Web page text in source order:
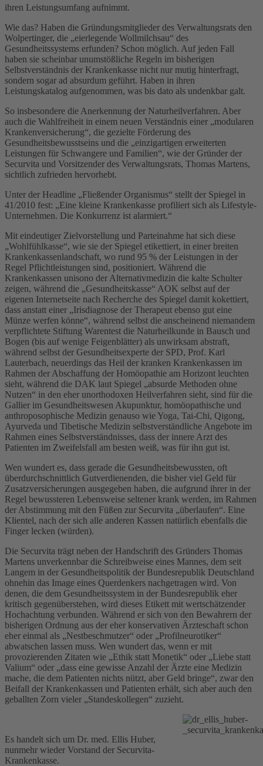
ihren Leistungsumfang aufnimmt.
Wie das? Haben die Gründungsmitglieder des Verwaltungsrats den
Wolpertinger, die „eierlegende Wollmilchsau“ des
Gesundheitssystems erfunden? Schon möglich. Auf jeden Fall
haben sie scheinbar unumstößliche Regeln im bisherigen
Selbstverständnis der Krankenkasse nicht nur mutig hinterfragt,
sondern sogar ad absurdum geführt. Haben in ihren
Leistungskatalog aufgenommen, was bis dato als undenkbar galt.
So insbesondere die Anerkennung der Naturheilverfahren. Aber
auch die Wahlfreiheit in einem neuen Verständnis einer „modularen
Krankenversicherung“, die gezielte Förderung des
Gesundheitsbewusstseins und die „einzigartigen erweiterten
Leistungen für Schwangere und Familien“, wie der Gründer der
Securvita und Vorsitzender des Verwaltungsrats, Thomas Martens,
sichtlich zufrieden hervorhebt.
Unter der Headline „Fließender Organismus“ stellt der Spiegel in
41/2010 fest: „Eine kleine Krankenkasse profiliert sich als Lifestyle-
Unternehmen. Die Konkurrenz ist alarmiert.“
Mit eindeutiger Zielvorstellung und Parteinahme hat sich diese
„Wohlfühlkasse“, wie sie der Spiegel etikettiert, in einer breiten
Krankenkassenlandschaft, wo rund 95 % der Leistungen in der
Regel Pflichtleistungen sind, positioniert. Während die
Krankenkassen unisono der Alternativmedizin die kalte Schulter
zeigen, während die „Gesundheitskasse“ AOK selbst auf der
eigenen Internetseite nach Recherche des Spiegel damit kokettiert,
dass anstatt einer „Irisdiagnose der Therapeut ebenso gut eine
Münze werfen könne“, während selbst die anscheinend niemandem
verpflichtete Stiftung Warentest die Naturheilkunde in Bausch und
Bogen (bis auf wenige Feigenblätter) als unwirksam abstraft,
während selbst der Gesundheitsexperte der SPD, Prof. Karl
Lauterbach, neuerdings das Heil der kranken Krankenkassen im
Rahmen der Abschaffung der Homöopathie am Horizont leuchten
sieht, während die DAK laut Spiegel „absurde Methoden ohne
Nutzen“ in den eher unorthodoxen Heilverfahren sieht, sind für die
Gallier im Gesundheitswesen Akupunktur, homöopathische und
anthroposophische Medizin genauso wie Yoga, Tai-Chi, Qigong,
Ayurveda und Tibetische Medizin selbstverständliche Angebote im
Rahmen eines Selbstverständnisses, dass der innere Arzt des
Patienten im Zweifelsfall am besten weiß, was für ihn gut ist.
Wen wundert es, dass gerade die Gesundheitsbewussten, oft
überdurchschnittlich Gutverdienenden, die bisher viel Geld für
Zusatzversicherungen ausgegeben haben, die aufgrund ihrer in der
Regel bewussteren Lebensweise seltener krank werden, im Rahmen
der Abstimmung mit den Füßen zur Securvita „überlaufen“. Eine
Klientel, nach der sich alle anderen Kassen natürlich ebenfalls die
Finger lecken (würden).
Die Securvita trägt neben der Handschrift des Gründers Thomas
Martens unverkennbar die Schreibweise eines Mannes, dem seit
Langem in der Gesundheitspolitik der Bundesrepublik Deutschland
ohnehin das Image eines Querdenkers nachgetragen wird. Von
denen, die dem Gesundheitssystem in der Bundesrepublik eher
kritisch gegenüberstehen, wird dieses Etikett mit wertschätzender
Hochachtung verbunden. Während er sich von den Bewahrern der
bisherigen Ordnung aus der eher konservativen Ärzteschaft schon
eher einmal als „Nestbeschmutzer“ oder „Profilneurotiker“
abwatschen lassen muss. Wen wundert das, wenn er mit
provozierenden Zitaten wie „Ethik statt Monetik“ oder „Liebe statt
Valium“ oder „dass eine gewisse Anzahl der Ärzte eine Medizin
mache, die dem Patienten nichts nützt, aber Geld bringe“, zwar den
Beifall der Krankenkassen und Patienten erhält, sich aber auch den
geballten Zorn vieler „Standeskollegen“ zuzieht.
Es handelt sich um Dr. med. Ellis Huber,
nunmehr wieder Vorstand der Securvita-
Krankenkasse.